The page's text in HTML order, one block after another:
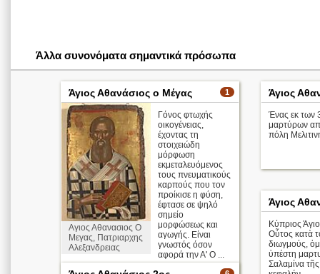
Άλλα συνονόματα σημαντικά πρόσωπα
1
Άγιος Αθανάσιος ο Μέγας
Αγιος Αθανασιος Ο
Μεγας, Πατριαρχης
Αλεξανδρειας
Γόνος φτωχής
οικογένειας,
έχοντας τη
στοιχειώδη
μόρφωση
εκμεταλευόμενος
τους πνευματικούς
καρπούς που τον
προίκισε η φύση,
έφτασε σε ψηλό
σημείο
μορφώσεως και
αγωγής. Είναι
γνωστός όσον
αφορά την Α' Ο ...
Άγιος
Ένας εκ των
μαρτύρων
πόλη
Άγιος
Κύπριος
Οὗτος κατὰ
διωγμούς,
ὑπέστη
Σαλαμίνα